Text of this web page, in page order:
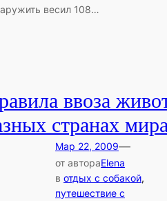
весил 108…
ввоза
странах
Мар 22, 2009—
от автораElena
в отдых с собакой
путешествие с